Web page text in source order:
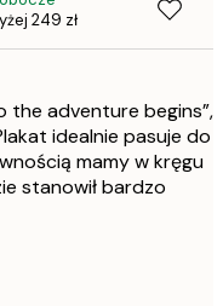
249 zł
the adventure begins”,
idealnie pasuje do
mamy w kręgu
stanowił bardzo